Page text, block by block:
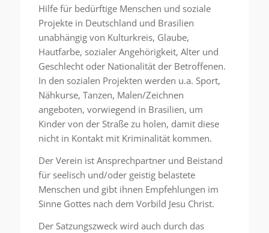
Hilfe für bedürftige Menschen und soziale
Projekte in Deutschland und Brasilien
unabhängig von Kulturkreis, Glaube,
Hautfarbe, sozialer Angehörigkeit, Alter und
Geschlecht oder Nationalität der Betroffenen.
In den sozialen Projekten werden u.a. Sport,
Nähkurse, Tanzen, Malen/Zeichnen
angeboten, vorwiegend in Brasilien, um
Kinder von der Straße zu holen, damit diese
nicht in Kontakt mit Kriminalität kommen.
Der Verein ist Ansprechpartner und Beistand
für seelisch und/oder geistig belastete
Menschen und gibt ihnen Empfehlungen im
Sinne Gottes nach dem Vorbild Jesu Christ.
Der Satzungszweck wird auch durch das